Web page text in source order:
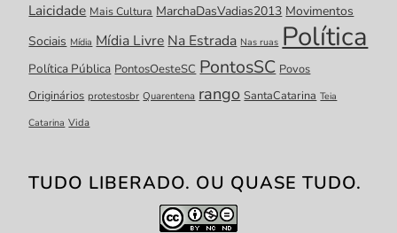
Laicidade Mais Cultura MarchaDasVadias2013 Movimentos
Sociais Mídia Mídia Livre Na Estrada Nas ruas Política
Política Pública PontosOesteSC PontosSC Povos
Originários protestosbr Quarentena rango SantaCatarina Teia
Catarina Vida
TUDO LIBERADO. OU QUASE TUDO.